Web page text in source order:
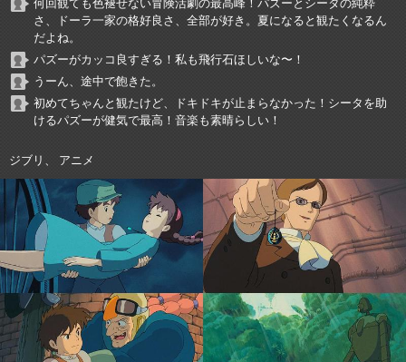
何回観ても色褪せない冒険活劇の最高峰！パズーとシータの純粋
さ、ドーラ一家の格好良さ、全部が好き。夏になると観たくなるん
だよね。
パズーがカッコ良すぎる！私も飛行石ほしいな〜！
うーん、途中で飽きた。
初めてちゃんと観たけど、ドキドキが止まらなかった！シータを助
けるパズーが健気で最高！音楽も素晴らしい！
ジブリ、 アニメ